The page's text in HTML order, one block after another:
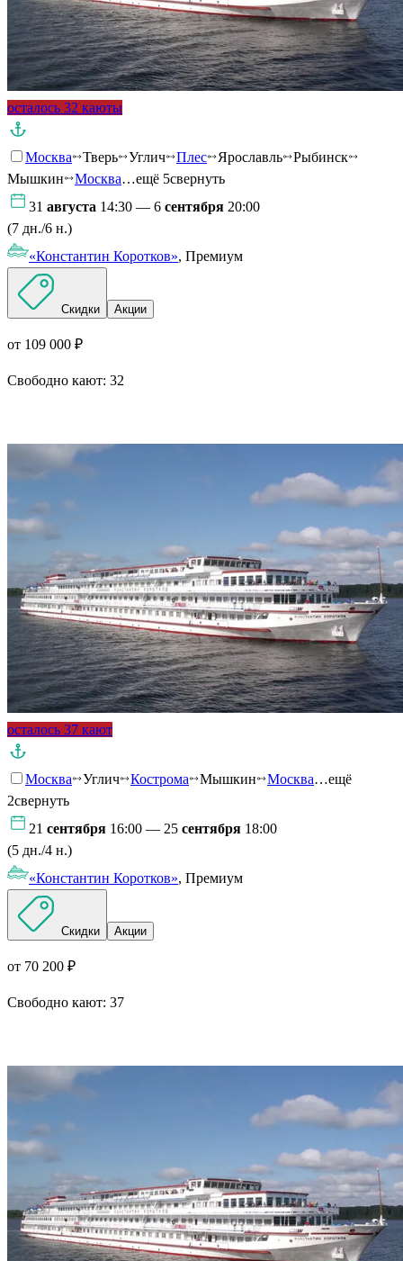
осталось 32 каюты
Москва Тверь Углич Плес Ярославль
Рыбинск
Мышкин
Москва…ещё 5свернуть
31 августа 14:30 — 6 сентября 20:00
(7 дн./6 н.)
«Константин Коротков», Премиум
Скидки Акции
от 109 000 ₽
Свободно кают: 32
осталось 37 кают
Москва Углич Кострома Мышкин Москва…ещё
2свернуть
21 сентября 16:00 — 25 сентября 18:00
(5 дн./4 н.)
«Константин Коротков», Премиум
Скидки Акции
от 70 200 ₽
Свободно кают: 37